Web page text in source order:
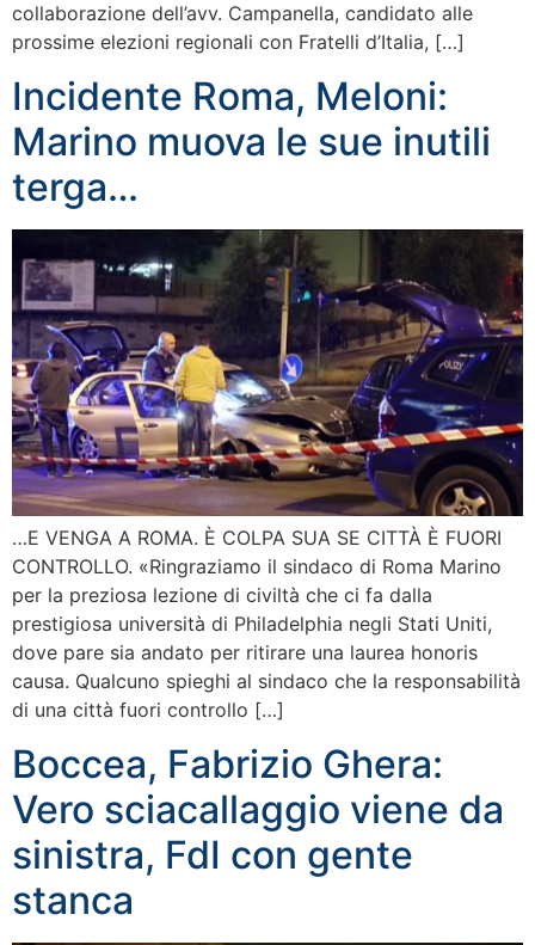
collaborazione dell’avv. Campanella, candidato alle
prossime elezioni regionali con Fratelli d’Italia, […]
Incidente Roma, Meloni:
Marino muova le sue inutili
terga…
…E VENGA A ROMA. È COLPA SUA SE CITTÀ È FUORI
CONTROLLO. «Ringraziamo il sindaco di Roma Marino
per la preziosa lezione di civiltà che ci fa dalla
prestigiosa università di Philadelphia negli Stati Uniti,
dove pare sia andato per ritirare una laurea honoris
causa. Qualcuno spieghi al sindaco che la responsabilità
di una città fuori controllo […]
Boccea, Fabrizio Ghera:
Vero sciacallaggio viene da
sinistra, FdI con gente
stanca